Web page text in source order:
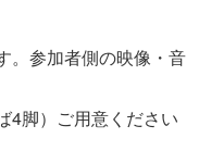
。参加者側の映像・音
4脚）ご用意ください